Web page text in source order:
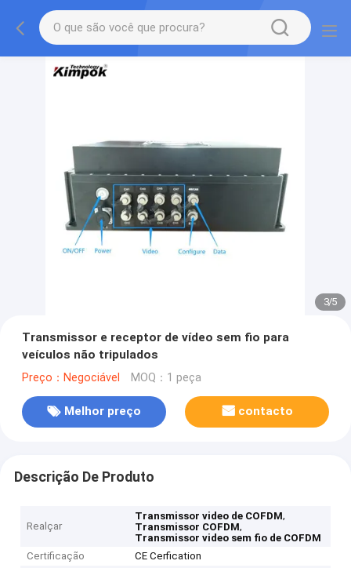
3/5
Transmissor e receptor de vídeo sem fio para
veículos não tripulados
Preço：Negociável MOQ：1 peça
Melhor preço contacto
Descrição De Produto
Realçar
Transmissor video de COFDM,
Transmissor COFDM,
Transmissor video sem fio de COFDM
Certificação
CE Cerfication